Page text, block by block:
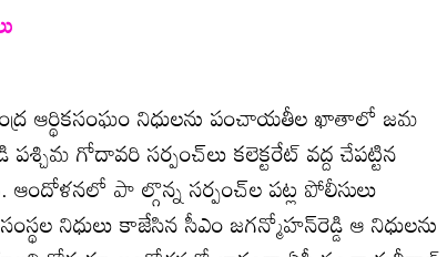
ఆర్థికసంఘం నిధులను పంచాయతీల ఖాతాలో జమ
గోదావరి సర్పంచ్‌లు కలెక్టరేట్‌ వద్ద చేపట్టిన
ఆందోళనలో పా ల్గొన్న సర్పంచ్‌ల పట్ల పోలీసులు
సంస్థల నిధులు కాజేసిన సీఎం జగన్మోహన్‌రెడ్డి ఆ నిధులను